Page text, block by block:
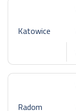
Katowice
Radom